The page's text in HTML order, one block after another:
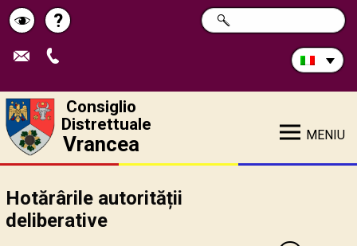
Schimbă
contrastul
Pagina
de
?
Cerca
nel
RICERCA
Consiglio
Distrettuale
Vrancea MENIU
Hotărârile autorității
deliberative